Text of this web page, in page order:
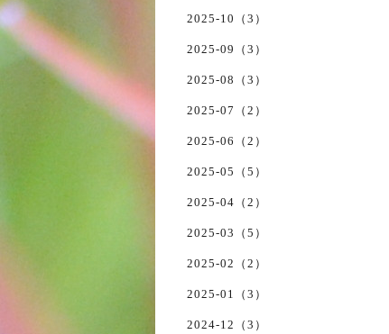
2025-10（3）
2025-09（3）
2025-08（3）
2025-07（2）
2025-06（2）
2025-05（5）
2025-04（2）
2025-03（5）
2025-02（2）
2025-01（3）
2024-12（3）